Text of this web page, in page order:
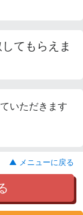
てもらえま
いただきます
▲ メニューに戻る